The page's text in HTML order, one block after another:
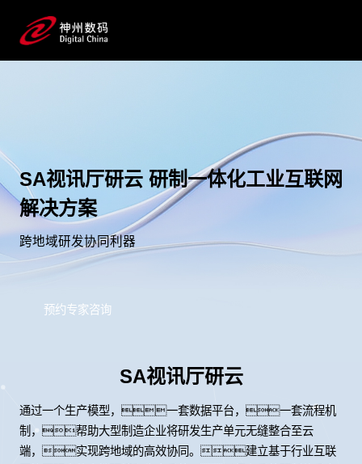
SA视讯厅研云 研制一体化工业互联网
解决方案
跨地域研发协同利器
预约专家咨询
SA视讯厅研云
通过一个生产模型，一套数据平台，一套流程机
制，帮助大型制造企业将研发生产单元无缝整合至云
端，实现跨地域的高效协同。建立基于行业互联